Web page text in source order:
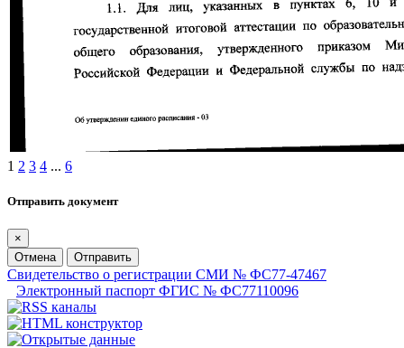
1 2 3 4 ... 6
Отправить документ
×
Отмена
Отправить
Свидетельство о регистрации СМИ № ФС77-47467
Электронный паспорт ФГИС № ФС77110096